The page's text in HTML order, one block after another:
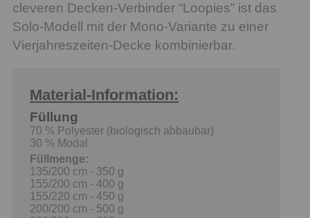
cleveren Decken-Verbinder “Loopies” ist das
Solo-Modell mit der Mono-Variante zu einer
Vierjahreszeiten-Decke kombinierbar.
Material-Information:
Füllung
70 % Polyester (biologisch abbaubar)
30 % Modal
Füllmenge:
135/200 cm - 350 g
155/200 cm - 400 g
155/220 cm - 450 g
200/200 cm - 500 g